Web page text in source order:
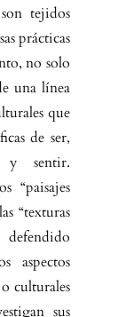
tejidos
prácticas
no solo
una línea
que
de ser,
y sentir.
“paisajes
“texturas
defendido
aspectos
culturales
sus